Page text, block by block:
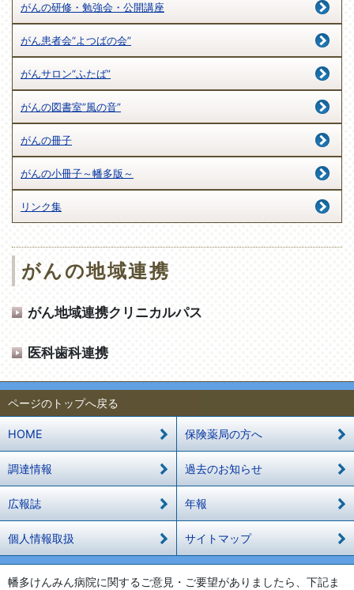
がんの研修・勉強会・公開講座
がん患者会“よつばの会”
がんサロン“ふたば”
がんの図書室”風の音”
がんの冊子
がんの小冊子～幡多版～
リンク集
がんの地域連携
がん地域連携クリニカルパス
医科歯科連携
ページのトップへ戻る
HOME 保険薬局の方へ
調達情報 過去のお知らせ
広報誌 年報
個人情報取扱 サイトマップ
幡多けんみん病院に関するご意見・ご要望がありましたら、下記ま